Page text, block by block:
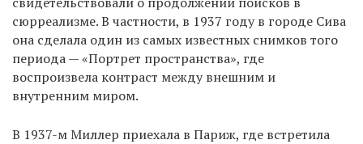
сюрреализме. В частности, в 1937 году в городе Cива
она сделала один из самых известных снимков того
периода — «Портрет пространства», где
воспроизвела контраст между внешним и
внутренним миром.
В 1937-м Миллер приехала в Париж, где встретила